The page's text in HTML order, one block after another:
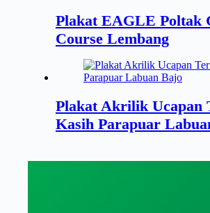
Plakat EAGLE Poltak
Course Lembang
Plakat Akrilik Ucapan
Kasih Parapuar